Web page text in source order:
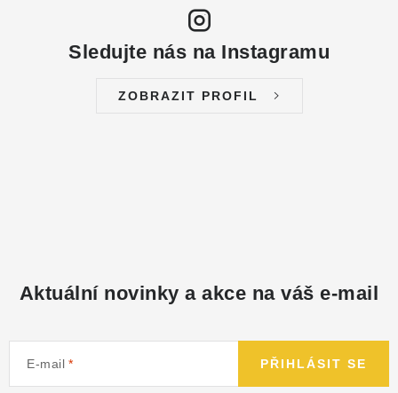
Sledujte nás na Instagramu
ZOBRAZIT PROFIL
Aktuální novinky a akce na váš e-mail
E-mail PŘIHLÁSIT SE